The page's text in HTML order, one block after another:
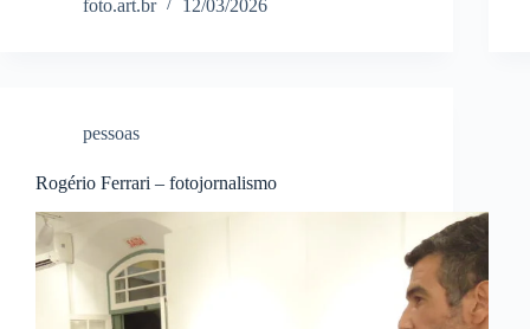
foto.art.br
12/03/2026
pessoas
Rogério Ferrari – fotojornalismo